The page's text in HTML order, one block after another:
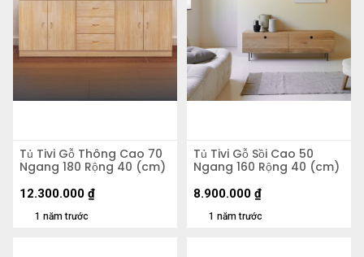
Tủ Tivi Gỗ Thông Cao 70
Ngang 180 Rộng 40 (cm)
1 năm trước
12.300.000 ₫
Tủ Tivi Gỗ Sồi Cao 50
Ngang 160 Rộng 40 (cm)
1 năm trước
8.900.000 ₫